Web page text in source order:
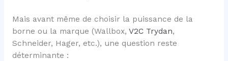
Mais avant même de choisir la puissance de la
borne ou la marque (Wallbox, V2C Trydan,
Schneider, Hager, etc.), une question reste
déterminante :